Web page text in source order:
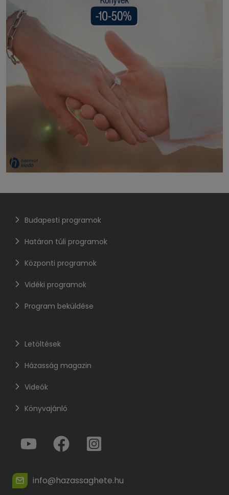
Budapesti programok
Határon túli programok
Központi programok
Vidéki programok
Program beküldése
Letöltések
Házasság magazin
Videók
Könyvajánló
info@hazassaghete.hu